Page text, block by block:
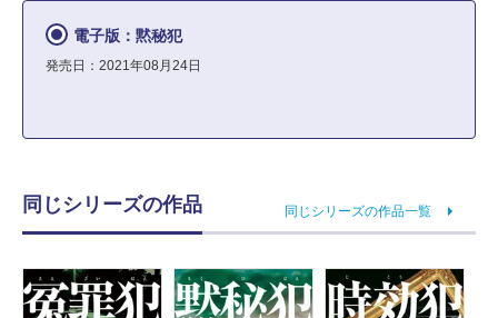
電子版：黙秘犯
発売日：2021年08月24日
同じシリーズの作品 同じシリーズの作品一覧